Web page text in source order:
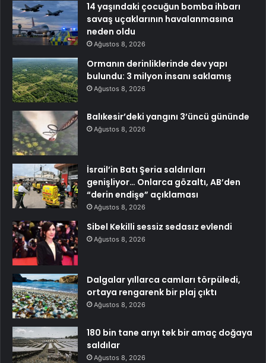
14 yaşındaki çocuğun bomba ihbarı
savaş uçaklarının havalanmasına
neden oldu
Ağustos 8, 2026
Ormanın derinliklerinde dev yapı
bulundu: 3 milyon insanı saklamış
Ağustos 8, 2026
Balıkesir’deki yangını 3’üncü gününde
Ağustos 8, 2026
İsrail’in Batı Şeria saldırıları
genişliyor… Onlarca gözaltı, AB’den
“derin endişe” açıklaması
Ağustos 8, 2026
Sibel Kekilli sessiz sedasız evlendi
Ağustos 8, 2026
Dalgalar yıllarca camları törpüledi,
ortaya rengarenk bir plaj çıktı
Ağustos 8, 2026
180 bin tane arıyı tek bir amaç doğaya
saldılar
Ağustos 8, 2026